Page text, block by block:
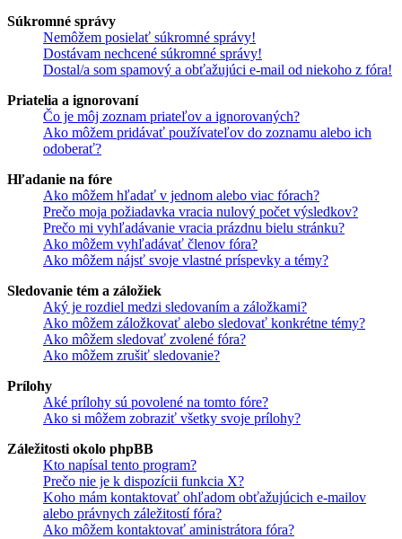
Súkromné správy
Nemôžem posielať súkromné správy!
Dostávam nechcené súkromné správy!
Dostal/a som spamový a obťažujúci e-mail od niekoho z fóra!
Priatelia a ignorovaní
Čo je môj zoznam priateľov a ignorovaných?
Ako môžem pridávať používateľov do zoznamu alebo ich
odoberať?
Hľadanie na fóre
Ako môžem hľadať v jednom alebo viac fórach?
Prečo moja požiadavka vracia nulový počet výsledkov?
Prečo mi vyhľadávanie vracia prázdnu bielu stránku?
Ako môžem vyhľadávať členov fóra?
Ako môžem nájsť svoje vlastné príspevky a témy?
Sledovanie tém a záložiek
Aký je rozdiel medzi sledovaním a záložkami?
Ako môžem záložkovať alebo sledovať konkrétne témy?
Ako môžem sledovať zvolené fóra?
Ako môžem zrušiť sledovanie?
Prílohy
Aké prílohy sú povolené na tomto fóre?
Ako si môžem zobraziť všetky svoje prílohy?
Záležitosti okolo phpBB
Kto napísal tento program?
Prečo nie je k dispozícii funkcia X?
Koho mám kontaktovať ohľadom obťažujúcich e-mailov
alebo právnych záležitostí fóra?
Ako môžem kontaktovať aministrátora fóra?